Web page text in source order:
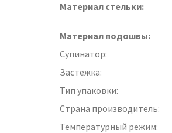
Материал стельки:
Материал подошвы:
Супинатор:
Застежка:
Тип упаковки:
Страна производитель:
Температурный режим: